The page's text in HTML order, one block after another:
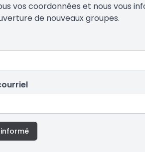
vos coordonnées et nous vous
de nouveaux groupes.